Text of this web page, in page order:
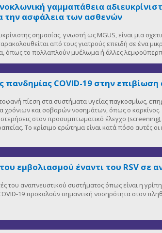
γαμμαπάθεια
την ασφάλεια των ασθενών
σημασίας, γνωστή ως MGUS, είναι μια
από τους γιατρούς επειδή σε ένα
όπως το πολλαπλούν μυέλωμα ή άλλες
πανδημίας COVID-19 στην
πίεση στα συστήματα υγείας παγκοσμίως,
χρόνιων και σοβαρών νοσημάτων, όπως ο καρκίνος.
στον προσυμπτωματικό έλεγχο
Το κρίσιμο ερώτημα είναι κατά πόσο αυτές
εμβολιασμού έναντι του RSV σε
του αναπνευστικού συστήματος όπως είναι η
COVID-19 προκαλούν σημαντική νοσηρότητα στον